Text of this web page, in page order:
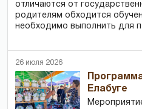
отличаются от
родителям обходится
необходимо выполнить для
26 июля 2026
Елабуге